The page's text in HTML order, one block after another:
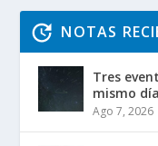
NOTAS
Tres
mismo
Ago 7, 2026